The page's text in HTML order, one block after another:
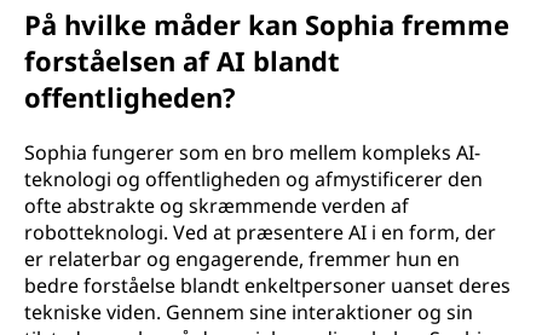
På hvilke måder kan Sophia fremme
forståelsen af AI blandt
offentligheden?
Sophia fungerer som en bro mellem kompleks AI-
teknologi og offentligheden og afmystificerer den
ofte abstrakte og skræmmende verden af
robotteknologi. Ved at præsentere AI i en form, der
er relaterbar og engagerende, fremmer hun en
bedre forståelse blandt enkeltpersoner uanset deres
tekniske viden. Gennem sine interaktioner og sin